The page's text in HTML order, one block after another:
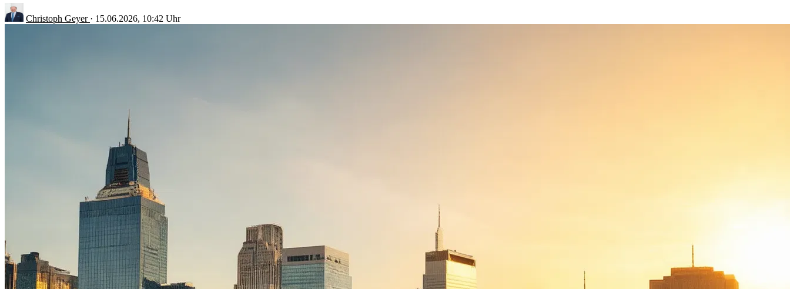
Christoph Geyer · 15.06.2026, 10:42 Uhr